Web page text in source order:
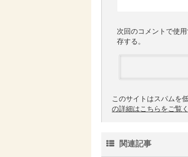
次回のコメントで使
存する。
このサイトはスパムを
の詳細はこちらをご覧
関連記事